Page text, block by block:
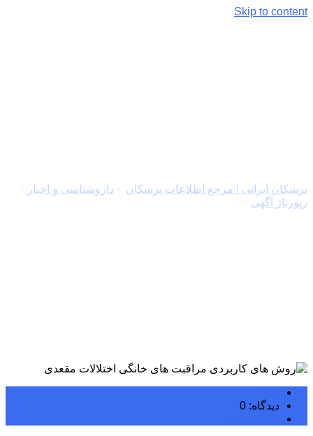
Skip to content
پزشکان ایرانی | مرجع اطلاعات پزشکان داروشناسی و اخبار
رپورتاژ آگهی
دیدگاه: 0